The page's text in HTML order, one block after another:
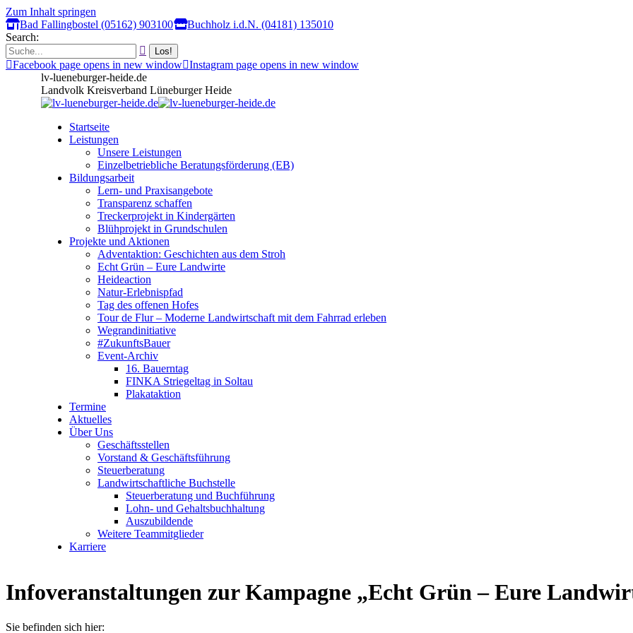
Zum Inhalt springen
Bad Fallingbostel (05162) 903100
Buchholz i.d.N. (04181) 135010
Search:
Facebook page opens in new window Instagram page opens in new window
lv-lueneburger-heide.de
Landvolk Kreisverband Lüneburger Heide
Startseite
Leistungen
Unsere Leistungen
Einzelbetriebliche Beratungsförderung (EB)
Bildungsarbeit
Lern- und Praxisangebote
Transparenz schaffen
Treckerprojekt in Kindergärten
Blühprojekt in Grundschulen
Projekte und Aktionen
Adventaktion: Geschichten aus dem Stroh
Echt Grün – Eure Landwirte
Heideaction
Natur-Erlebnispfad
Tag des offenen Hofes
Tour de Flur – Moderne Landwirtschaft mit dem Fahrrad erleben
Wegrandinitiative
#ZukunftsBauer
Event-Archiv
16. Bauerntag
FINKA Striegeltag in Soltau
Plakataktion
Termine
Aktuelles
Über Uns
Geschäftsstellen
Vorstand & Geschäftsführung
Steuerberatung
Landwirtschaftliche Buchstelle
Steuerberatung und Buchführung
Lohn- und Gehaltsbuchhaltung
Auszubildende
Weitere Teammitglieder
Karriere
Infoveranstaltungen zur Kampagne „Echt Grün – Eure
Sie befinden sich hier: